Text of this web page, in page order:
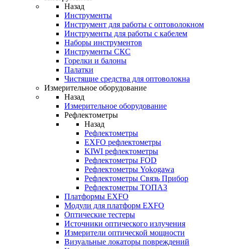
Назад
Инструменты
Инструмент для работы с оптоволокном
Инструменты для работы с кабелем
Наборы инструментов
Инструменты СКС
Горелки и балоны
Палатки
Чистящие средства для оптоволокна
Измерительное оборудование
Назад
Измерительное оборудование
Рефлектометры
Назад
Рефлектометры
EXFO рефлектометры
KIWI рефлектометры
Рефлектометры FOD
Рефлектометры Yokogawa
Рефлектометры Связь Прибор
Рефлектометры ТОПАЗ
Платформы EXFO
Модули для платформ EXFO
Оптические тестеры
Источники оптического излучения
Измерители оптической мощности
Визуальные локаторы повреждений